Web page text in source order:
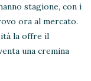
stagione, con i
ora al mercato.
la offre il
una cremina